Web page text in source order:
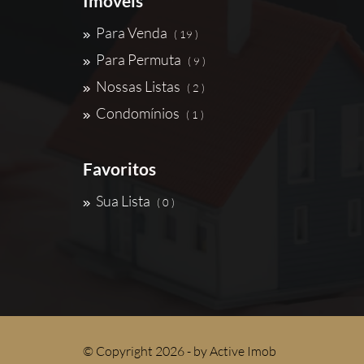
Para Venda ( 19 )
Para Permuta ( 9 )
Nossas Listas ( 2 )
Condomínios ( 1 )
Favoritos
Sua Lista ( 0 )
© Copyright 2026 - byActive Imob